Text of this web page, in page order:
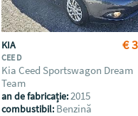
€
KIA
CEE D
Kia Ceed Sportswagon Dream
Team
an de fabricație:2015
combustibil: Benzină